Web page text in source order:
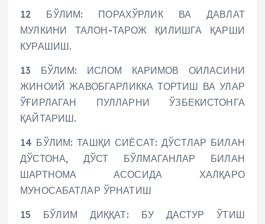
12 БЎЛИМ: ПОРАХЎРЛИК ВА ДАВЛАТ
МУЛКИНИ ТАЛОН-ТАРОЖ ҚИЛИШГА ҚАРШИ
КУРАШИШ.
13 БЎЛИМ: ИСЛОМ КАРИМОВ ОИЛАСИНИ
ЖИНОИЙ ЖАВОБГАРЛИККА ТОРТИШ ВА УЛАР
ЎҒИРЛАГАН ПУЛЛАРНИ ЎЗБЕКИСТОНГА
ҚАЙТАРИШ.
14 БЎЛИМ: ТАШҚИ СИЁСАТ: ДЎСТЛАР БИЛАН
ДЎСТОНА, ДЎСТ БЎЛМАГАНЛАР БИЛАН
ШАРТНОМА АСОСИДА ХАЛҚАРО
МУНОСАБАТЛАР ЎРНАТИШ
15 БЎЛИМ ДИҚҚАТ: БУ ДАСТУР ЎТИШ